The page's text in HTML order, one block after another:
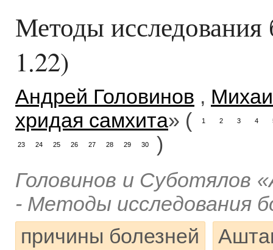
Методы исследования
1.22)
Андрей Головинов ,
хридая самхита» ( 1 2 3 4
23 24 25 26 27 28 29 30
)
Головинов и Суботялов
- Методы исследования
причины болезней